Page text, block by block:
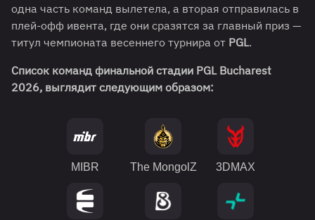
одна часть команд вылетела, а вторая отправилась в
плей-офф ивента, где они сразятся за главный приз —
титул чемпионата весеннего турнира от PGL.
Список команд финальной стадии PGL Bucharest
2026, выглядит следующим образом:
MIBR The MongolZ 3DMAX